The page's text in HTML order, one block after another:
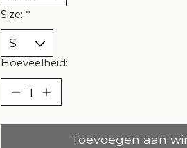
Size: *
Hoeveelheid:
Toevoegen aan